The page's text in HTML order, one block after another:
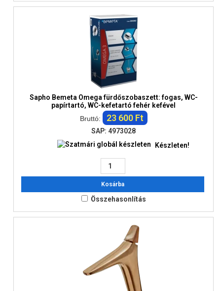
Sapho Bemeta Omega fürdőszobaszett: fogas, WC-
papírtartó, WC-kefetartó fehér kefével
Bruttó:
23 600 Ft
SAP: 4973028
Készleten!
Kosárba
Összehasonlítás